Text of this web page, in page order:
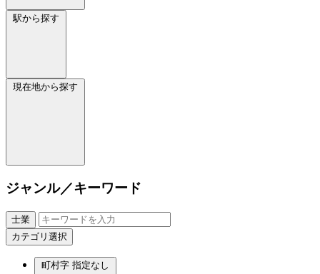
駅から探す
現在地から探す
ジャンル／キーワード
士業
カテゴリ選択
町村字 指定なし